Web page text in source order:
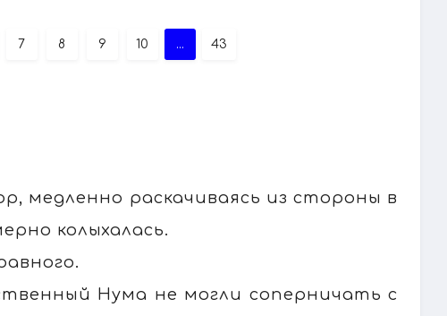
7 8 9 10 ... 43
медленно раскачиваясь из стороны в
колыхалась.
Нума не могли соперничать с